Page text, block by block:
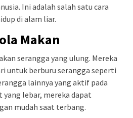
Ini adalah salah satu cara
di alam liar.
Makan
serangga yang ulung. Mereka
untuk berburu serangga seperti
lainnya yang aktif pada
lebar, mereka dapat
mudah saat terbang.